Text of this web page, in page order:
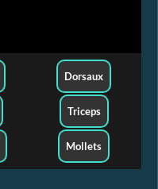
Dorsaux
Triceps
Mollets